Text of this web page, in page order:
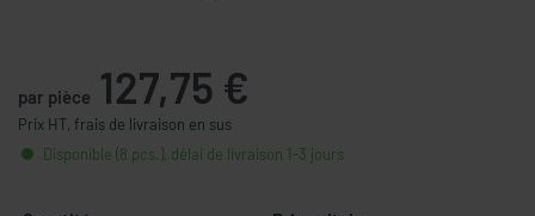
par pièce 127,75 €
Prix HT, frais de livraison en sus
Disponible (8 pcs.), délai de livraison 1-3 jours